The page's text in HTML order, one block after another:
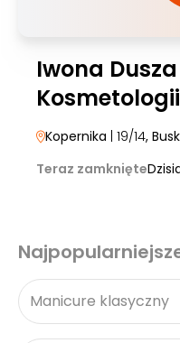
Iwona
Kosmetologii
Kopernika | 19/14,
Teraz zamknięte
Manicure klasyczny